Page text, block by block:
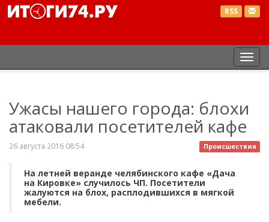
RSS
Ужасы нашего города: блохи
атаковали посетителей кафе
Происшествия
26 августа 2016 08:54
На летней веранде челябинского кафе «Дача
на Кировке» случилось ЧП. Посетители
жалуются на блох, расплодившихся в мягкой
мебели.